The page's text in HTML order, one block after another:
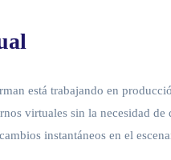
está trabajando en
virtuales sin la necesidad
instantáneos en el